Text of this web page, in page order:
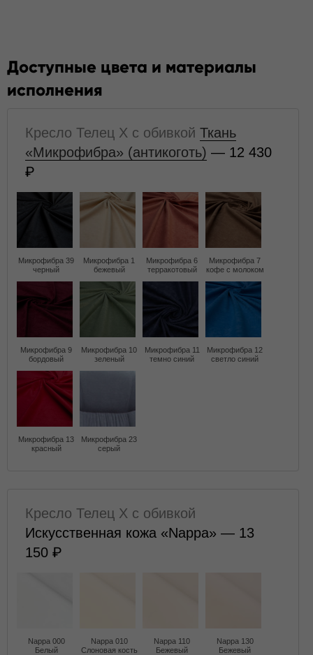
Доступные цвета и материалы
исполнения
Кресло Телец X с обивкой Ткань
«Микрофибра» (антикоготь) — 12 430
Микрофибра 39
черный
Микрофибра 1
бежевый
Микрофибра 6
терракотовый
Микрофибра 7
кофе с молоком
Микрофибра 9
бордовый
Микрофибра 10
зеленый
Микрофибра 11
темно синий
Микрофибра 12
светло синий
Микрофибра 13
красный
Микрофибра 23
серый
Кресло Телец X с обивкой
Искусственная кожа «Nappa» — 13
150
Nappa 000
Белый
Nappa 010
Слоновая кость
Nappa 110
Бежевый
Nappa 130
Бежевый